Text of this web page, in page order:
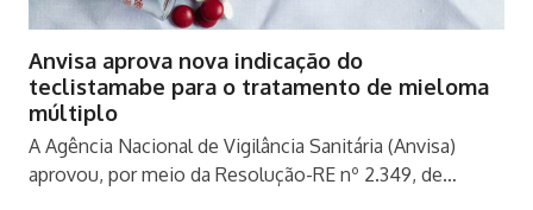
Anvisa aprova nova indicação do
teclistamabe para o tratamento de mieloma
múltiplo
A Agência Nacional de Vigilância Sanitária (Anvisa)
aprovou, por meio da Resolução-RE nº 2.349, de…